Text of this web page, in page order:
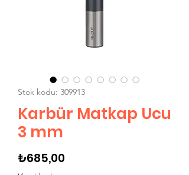
Stok kodu: 309913
Karbür Matkap Ucu
3 mm
₺685,00